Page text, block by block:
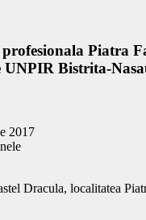
Piatra
Bistrita-
2017
Dracula, localitatea